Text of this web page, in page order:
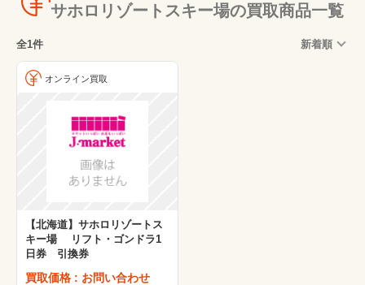
サホロリゾートスキー場の買取商品一覧
全1件 新着順
オンライン買取
【北海道】サホロリゾートス
キー場 リフト・ゴンドラ1
日券 引換券
買取価格 : お問い合わせ